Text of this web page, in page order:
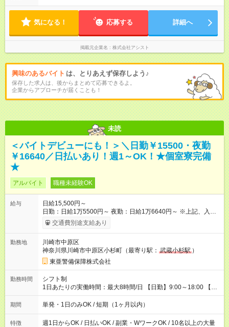
なります ※早く終われば1現場4～8時間勤務もあり ☆週3～勤務
OK！ ☆現場が早く終わっても日給全額保証！ ☆ご希望の方は
「日勤＋夜勤」も可能！
気になる！ 応募する 詳細へ
掲載元企業名 株式会社アシスト
興味のあるバイト は、とりあえず保存しよう♪
保存した求人は、後からまとめて応募できるよ。
企業からアプローチが届くことも！
未読
＜バイトデビューにも！＞＼日勤￥15500・夜勤
￥16640／日払いあり！週1～OK！★個室寮完備
★
アルバイト 職種未経験OK
給与
日給15,500円～
日勤：日給1万5500円～ 夜勤：日給1万6640円～ ※上記、入社
祝手当4000円含む(25勤務まで) ┗新任研修の終了から100日以内
┗規定あり ／ 経験や年齢を問わず、 頑張った方全員に支給され
日給は全額支給！ ■月22日以上勤務すると… 日給1000円UP！ ■
日払い・週払い・前払いOK！ 給与即時払いサービス『クリア
(CRIA)』で 最短当日にコンビニATMから 現金で給与を受け取れ
ます♪ ※稼働分・規定あり ■法定研修(7h×3日間)中も 手当をしっ
かり【3万円】支給！ ┗研修手当の一部(9，000円)は手渡しで支
給 ┗昼食代も別途支給(500円×3日間） ┗研修期間中も交通費全額
交通費別途支給あり
勤務地
川崎市中原区
神奈川県川崎市中原区小杉町（最寄り駅： 武蔵小杉駅 ）
東亜警備保障株式会社
勤務時間
シフト制
1日あたりの実働時間：最大8時間/日 【日勤】9:00～18:00 【夜
勤】20:00～翌5:00 ・【日勤のみ】【夜勤のみ】もOK♪ ・自分
の都合に合わせて稼げます◎ ・シフトの申告は電話・メールで
ライベートの予定に 合わせて好きな時など、自由に働けます
期間 単発・1日のみOK / 短期（1ヶ月以内）
特徴
週1日からOK / 日払いOK / 副業・WワークOK / 10名以上の大量